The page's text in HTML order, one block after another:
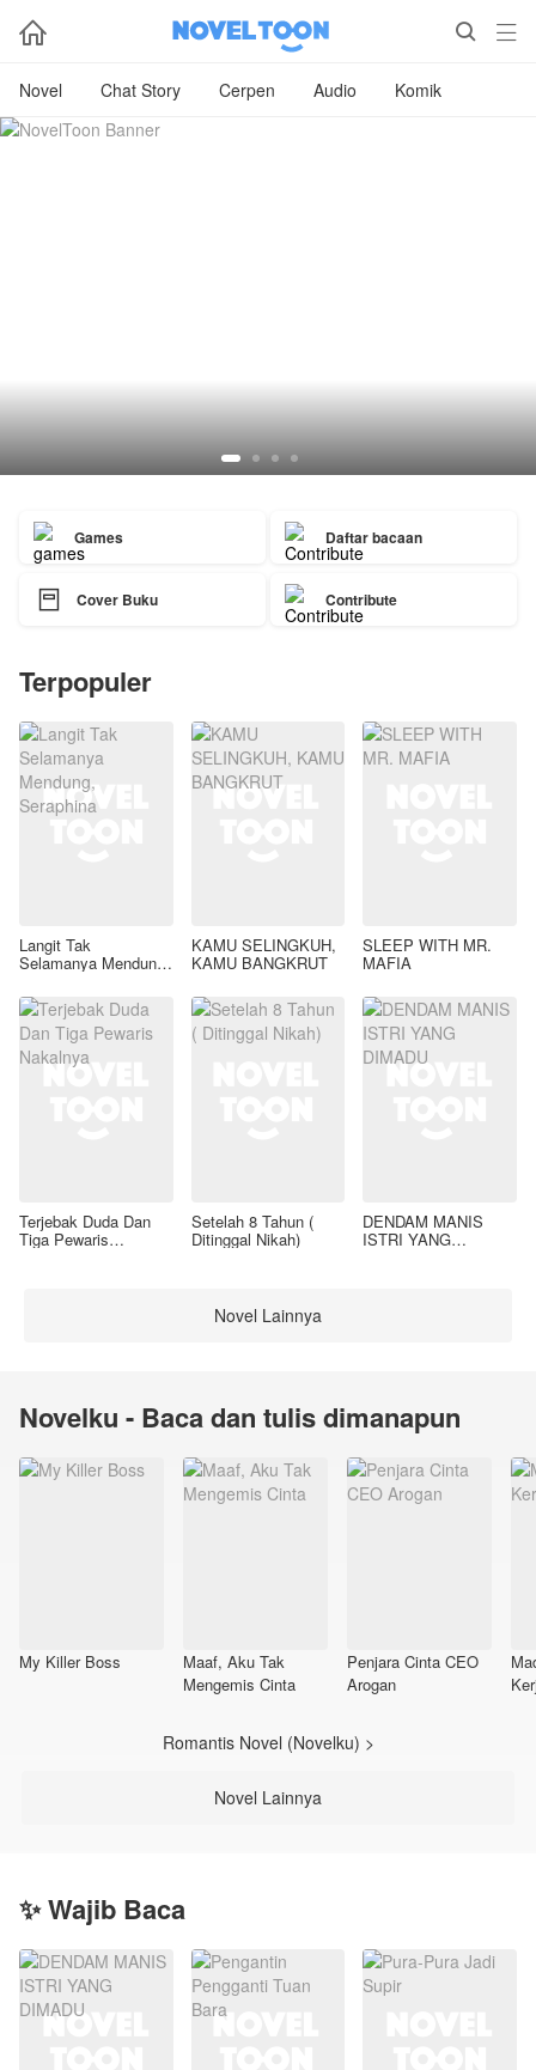
  
Novel Chat Story Cerpen Audio Komik
Games Daftar bacaan
 Cover Buku Contribute
Terpopuler
Langit Tak
Selamanya Mendung,
KAMU SELINGKUH,
KAMU BANGKRUT
SLEEP WITH MR.
MAFIA
Terjebak Duda Dan
Tiga Pewaris
Setelah 8 Tahun (
Ditinggal Nikah)
DENDAM MANIS
ISTRI YANG
Novel Lainnya
Novelku - Baca dan tulis dimanapun
My Killer Boss
Maaf, Aku Tak
Mengemis Cinta
Penjara Cinta CEO
Arogan
Romantis Novel (Novelku) >
Novel Lainnya
✨ Wajib Baca